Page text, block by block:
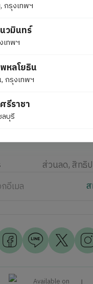
Available on
ส่วนลด, สิทธิ
กรุงเทพฯ
วมินทร์
เทพฯ
หลโยธิน
กรุงเทพฯ
รีราชา
บุรี